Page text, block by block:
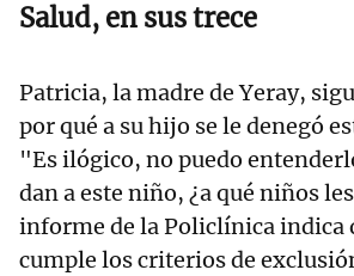
Salud, en sus trece
Patricia, la madre de Yeray,
por qué a su hijo se le denegó
"Es ilógico, no puedo
dan a este niño, ¿a qué niños
informe de la Policlínica indica
cumple los criterios de